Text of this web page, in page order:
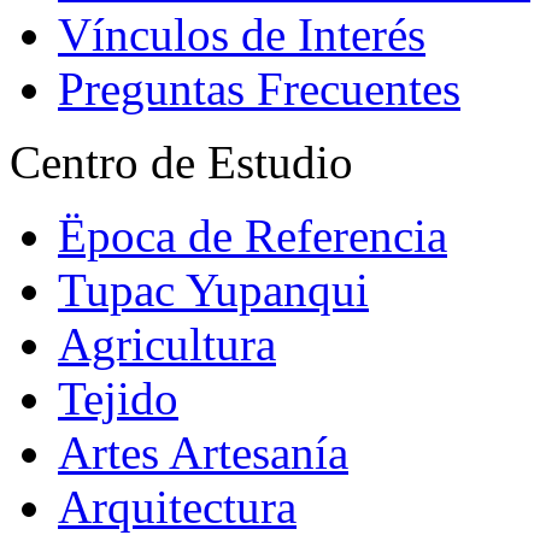
Vínculos de Interés
Preguntas Frecuentes
Centro de Estudio
Ëpoca de Referencia
Tupac Yupanqui
Agricultura
Tejido
Artes Artesanía
Arquitectura